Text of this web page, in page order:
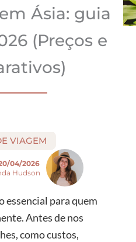
Ásia: guia
(Preços e
VIAGEM
04/2026
Hudson
essencial para quem
Antes de nos
como custos,